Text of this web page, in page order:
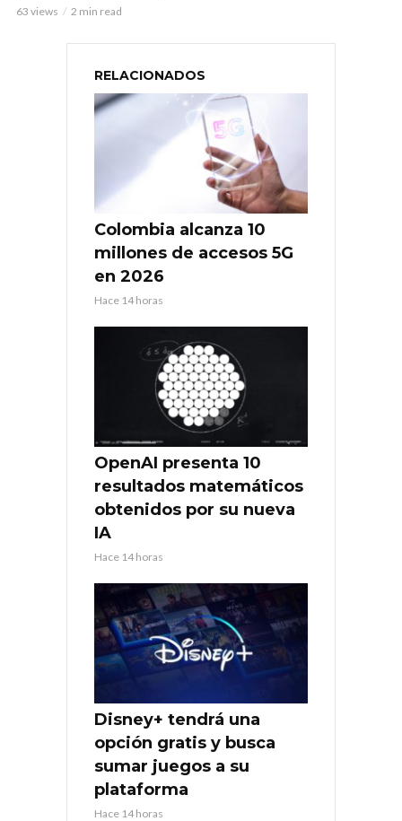
63 views 2 min read
RELACIONADOS
Colombia alcanza 10
millones de accesos 5G
en 2026
Hace 14 horas
OpenAI presenta 10
resultados matemáticos
obtenidos por su nueva
IA
Hace 14 horas
Disney+ tendrá una
opción gratis y busca
sumar juegos a su
plataforma
Hace 14 horas